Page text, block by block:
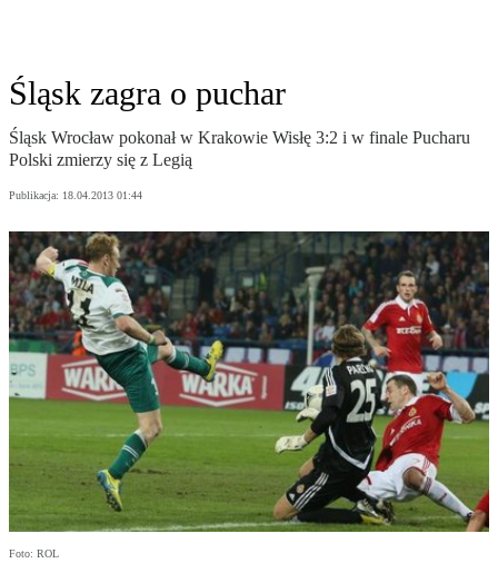
Śląsk zagra o puchar
Śląsk Wrocław pokonał w Krakowie Wisłę 3:2 i w finale Pucharu
Polski zmierzy się z Legią
Publikacja: 18.04.2013 01:44
Foto: ROL